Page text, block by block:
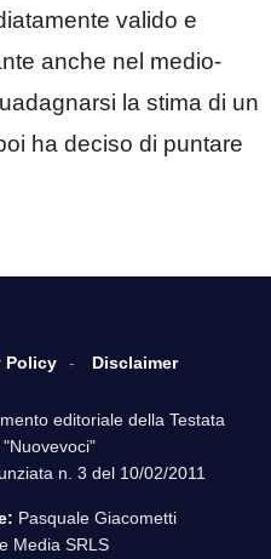
valido e
anche nel medio-
la stima di un
ha deciso di puntare
Policy Disclaimer
editoriale della Testata
n. 3 del 10/02/2011
Pasquale Giacometti
Media SRLS